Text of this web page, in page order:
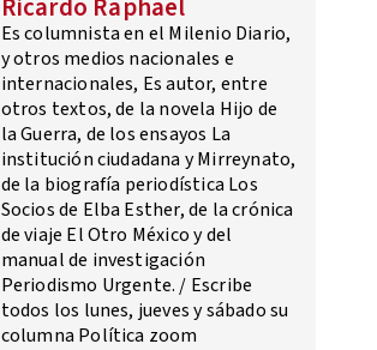
Ricardo Raphael
Es columnista en el Milenio Diario,
y otros medios nacionales e
internacionales, Es autor, entre
otros textos, de la novela Hijo de
la Guerra, de los ensayos La
institución ciudadana y Mirreynato,
de la biografía periodística Los
Socios de Elba Esther, de la crónica
de viaje El Otro México y del
manual de investigación
Periodismo Urgente. / Escribe
todos los lunes, jueves y sábado su
columna Política zoom